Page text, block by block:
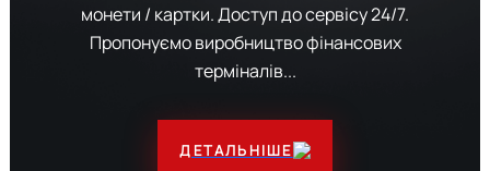
монети / картки. Доступ до сервісу 24/7.
Пропонуємо виробництво фінансових
терміналів...
ДЕТАЛЬНІШЕ